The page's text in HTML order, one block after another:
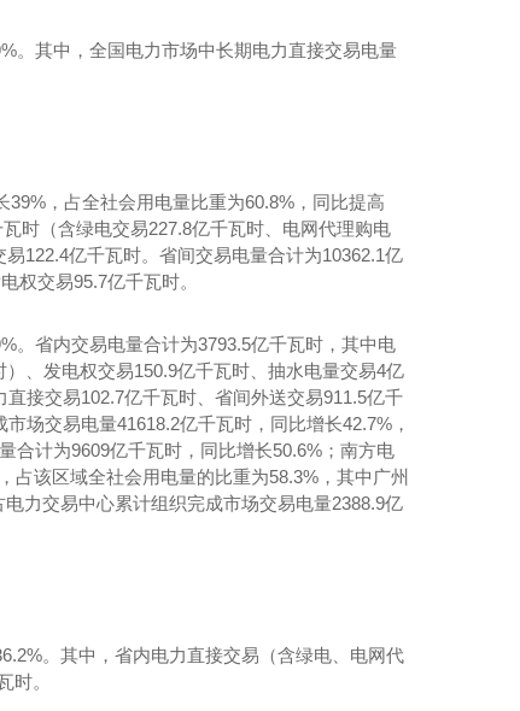
。其中，全国电力市场中长期电力直接交易电量
，占全社会用电量比重为60.8%，同比提高
时（含绿电交易227.8亿千瓦时、电网代理购电
122.4亿千瓦时。省间交易电量合计为10362.1亿
权交易95.7亿千瓦时。
。省内交易电量合计为3793.5亿千瓦时，其中电
、发电权交易150.9亿千瓦时、抽水电量交易4亿
接交易102.7亿千瓦时、省间外送交易911.5亿千
场交易电量41618.2亿千瓦时，同比增长42.7%，
合计为9609亿千瓦时，同比增长50.6%；南方电
占该区域全社会用电量的比重为58.3%，其中广州
力交易中心累计组织完成市场交易电量2388.9亿
。其中，省内电力直接交易（含绿电、电网代
时。